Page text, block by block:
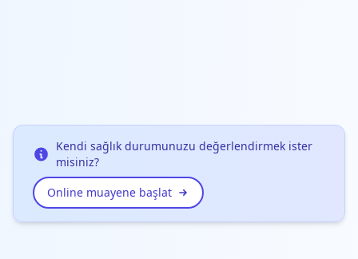
Kendi sağlık durumunuzu değerlendirmek ister
misiniz?
Online muayene başlat